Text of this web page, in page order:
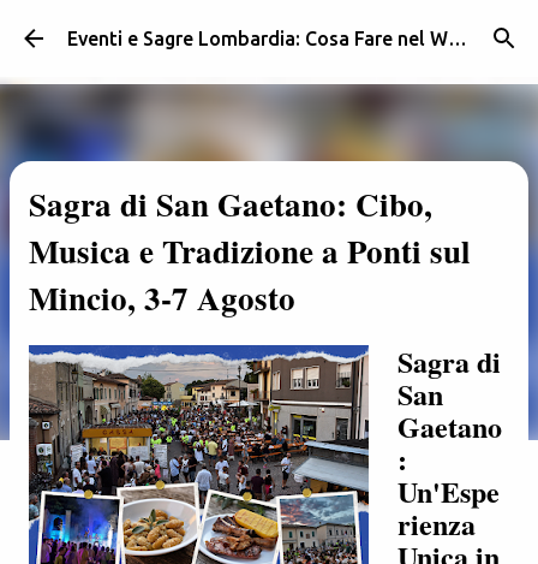
Passa ai contenuti principali Eventi e Sagre Lombardia: Cosa Fare nel Weekend | Weekendidea
Sagra di San Gaetano: Cibo,
Musica e Tradizione a Ponti sul
Mincio, 3-7 Agosto
Sagra di
San
Gaetano
:
Un'Espe
rienza